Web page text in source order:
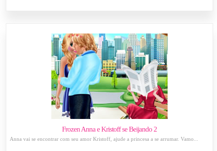
Frozen Anna e Kristoff se Beijando 2
Anna vai se encontrar com seu amor Kristoff, ajude a princesa a se arrumar. Vamo...